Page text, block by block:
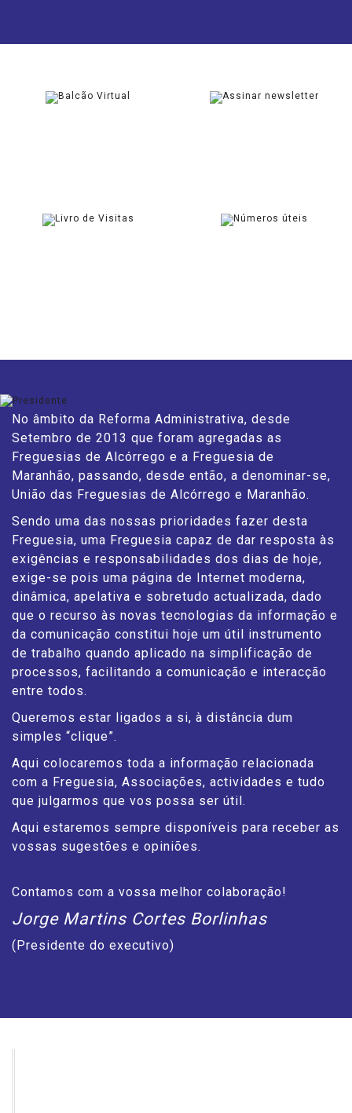
No âmbito da Reforma Administrativa, desde
Setembro de 2013 que foram agregadas as
Freguesias de Alcórrego e a Freguesia de
Maranhão, passando, desde então, a denominar-se,
União das Freguesias de Alcórrego e Maranhão.
Sendo uma das nossas prioridades fazer desta
Freguesia, uma Freguesia capaz de dar resposta às
exigências e responsabilidades dos dias de hoje,
exige-se pois uma página de Internet moderna,
dinâmica, apelativa e sobretudo actualizada, dado
que o recurso às novas tecnologias da informação e
da comunicação constitui hoje um útil instrumento
de trabalho quando aplicado na simplificação de
processos, facilitando a comunicação e interacção
entre todos.
Queremos estar ligados a si, à distância dum
simples “clique”.
Aqui colocaremos toda a informação relacionada
com a Freguesia, Associações, actividades e tudo
que julgarmos que vos possa ser útil.
Aqui estaremos sempre disponíveis para receber as
vossas sugestões e opiniões.
Contamos com a vossa melhor colaboração!
Jorge Martins Cortes Borlinhas
(Presidente do executivo)